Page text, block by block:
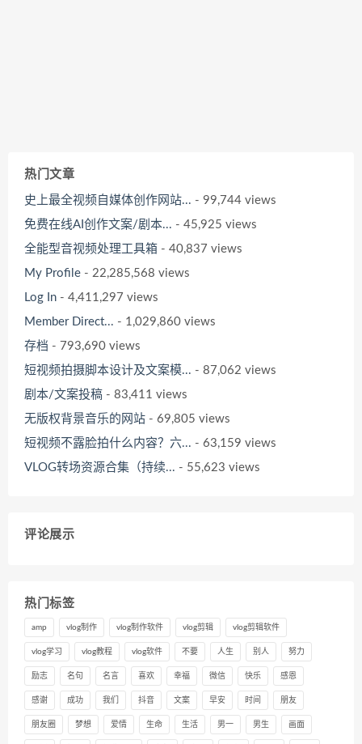
热门文章
史上最全视频自媒体创作网站... - 99,744 views
免费在线AI创作文案/剧本... - 45,925 views
全能型音视频处理工具箱 - 40,837 views
My Profile - 22,285,568 views
Log In - 4,411,297 views
Member Direct... - 1,029,860 views
存档 - 793,690 views
短视频拍摄脚本设计及文案模... - 87,062 views
剧本/文案投稿 - 83,411 views
无版权背景音乐的网站 - 69,805 views
短视频不露脸拍什么内容？六... - 63,159 views
VLOG转场资源合集（持续... - 55,623 views
评论展示
热门标签
amp vlog制作 vlog制作软件 vlog剪辑 vlog剪辑软件
vlog学习 vlog教程 vlog软件 不要 人生 别人 努力
励志 名句 名言 喜欢 幸福 微信 快乐 感恩
感谢 成功 我们 抖音 文案 早安 时间 朋友
朋友圈 梦想 爱情 生命 生活 男一 男生 画面